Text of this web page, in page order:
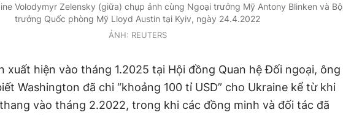
Volodymyr Zelensky (giữa) chụp ảnh cùng Ngoại trưởng Mỹ Antony Blinken và Bộ
trưởng Quốc phòng Mỹ Lloyd Austin tại Kyiv, ngày 24.4.2022
ẢNH: REUTERS
xuất hiện vào tháng 1.2025 tại Hội đồng Quan hệ Đối ngoại, ông
Washington đã chi “khoảng 100 tỉ USD” cho Ukraine kể từ khi
vào tháng 2.2022, trong khi các đồng minh và đối tác đã